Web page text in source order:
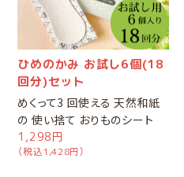
ひめのかみ お試し6個(18
回分)セット
めくって3 回使える 天然和紙
の 使い捨て おりものシート
1,298円
（税込1,428円）